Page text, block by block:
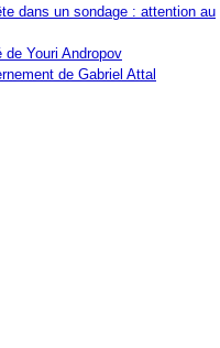
dans un sondage : attention au
de Youri Andropov
de Gabriel Attal